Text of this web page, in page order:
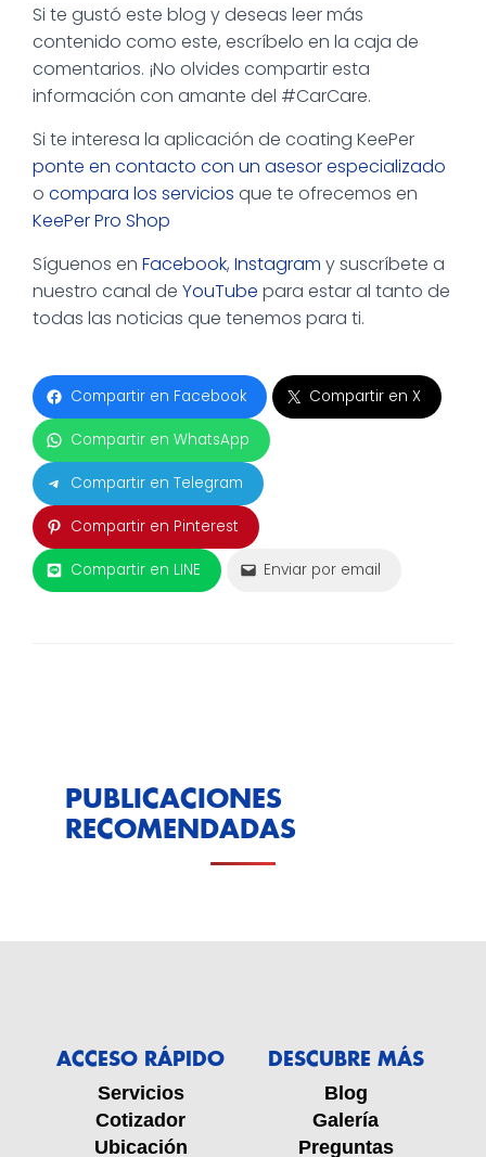
Si te gustó este blog y deseas leer más
contenido como este, escríbelo en la caja de
comentarios. ¡No olvides compartir esta
información con amante del #CarCare.
Si te interesa la aplicación de coating KeePer
ponte en contacto con un asesor especializado
o compara los servicios que te ofrecemos en
KeePer Pro Shop
Síguenos en Facebook, Instagram y suscríbete a
nuestro canal de YouTube para estar al tanto de
todas las noticias que tenemos para ti.
Compartir en Facebook Compartir en X
Compartir en WhatsApp
Compartir en Telegram
Compartir en Pinterest
Compartir en LINE Enviar por email
PUBLICACIONES
RECOMENDADAS
ACCESO RÁPIDO
Servicios
Cotizador
Ubicación
DESCUBRE MÁS
Blog
Galería
Preguntas